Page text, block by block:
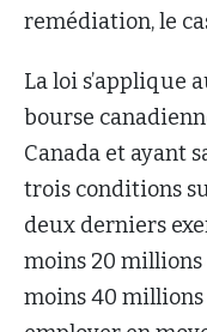
remédiation, le
La loi s’applique
bourse
Canada et ayant
trois conditions
deux derniers
moins 20 millions
moins 40 millions